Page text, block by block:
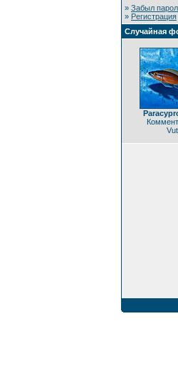
» Забыл
» Регистрация
Случайная